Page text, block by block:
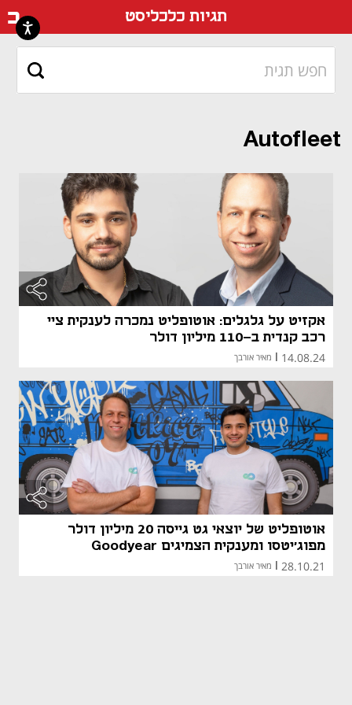
תגיות כלכליסט
Autofleet
אקזיט על גלגלים: אוטופליט נמכרה לענקית ציי
רכב קנדית ב-110 מיליון דולר
14.08.24 מאיר אורבך
אוטופליט של יוצאי גט גייסה 20 מיליון דולר
מפוג'יטסו ומענקית הצמיגים Goodyear
28.10.21 מאיר אורבך